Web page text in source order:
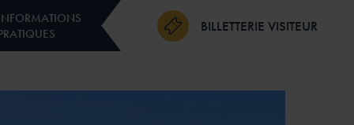
BILLETTERIE VISITEUR